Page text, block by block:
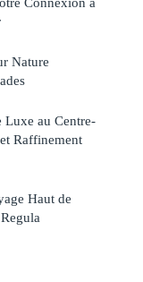
Nature
Luxe au Centre-
Raffinement
Haut de